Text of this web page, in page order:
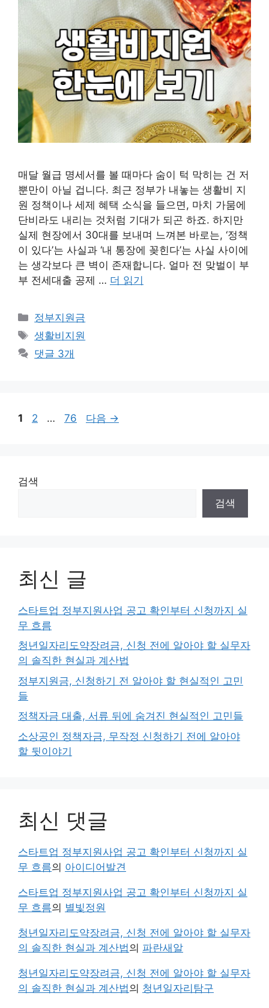
매달 월급 명세서를 볼 때마다 숨이 턱 막히는 건 저
뿐만이 아닐 겁니다. 최근 정부가 내놓는 생활비 지
원 정책이나 세제 혜택 소식을 들으면, 마치 가뭄에
단비라도 내리는 것처럼 기대가 되곤 하죠. 하지만
실제 현장에서 30대를 보내며 느껴본 바로는, ‘정책
이 있다’는 사실과 ‘내 통장에 꽂힌다’는 사실 사이에
는 생각보다 큰 벽이 존재합니다. 얼마 전 맞벌이 부
부 전세대출 공제 … 더 읽기
카
테
고
리
정부지원금
태
그
생활비지원
댓글 3개
페
1
페
2 …
페
76 다음 →
검색
검색
최신 글
스타트업 정부지원사업 공고 확인부터 신청까지 실
무 흐름
청년일자리도약장려금, 신청 전에 알아야 할 실무자
의 솔직한 현실과 계산법
정부지원금, 신청하기 전 알아야 할 현실적인 고민
들
정책자금 대출, 서류 뒤에 숨겨진 현실적인 고민들
소상공인 정책자금, 무작정 신청하기 전에 알아야
할 뒷이야기
최신 댓글
스타트업 정부지원사업 공고 확인부터 신청까지 실
무 흐름의 아이디어발견
스타트업 정부지원사업 공고 확인부터 신청까지 실
무 흐름의 별빛정원
청년일자리도약장려금, 신청 전에 알아야 할 실무자
의 솔직한 현실과 계산법의 파란새알
청년일자리도약장려금, 신청 전에 알아야 할 실무자
의 솔직한 현실과 계산법의 청년일자리탐구